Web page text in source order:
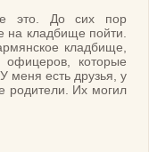
это. До сих пор
на кладбище пойти.
кладбище,
офицеров, которые
меня есть друзья, у
родители. Их могил